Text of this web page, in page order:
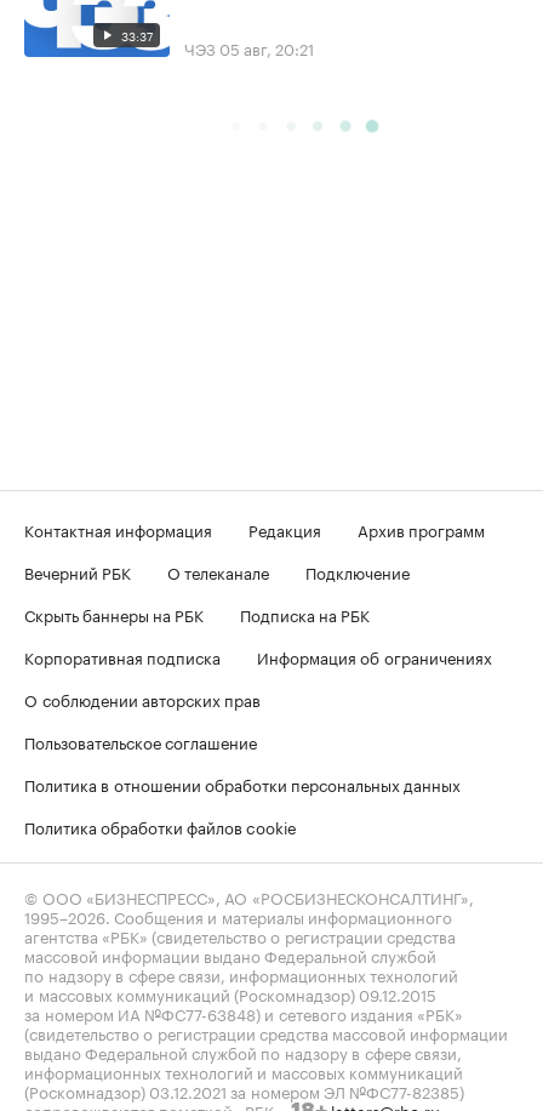
33:37 ЧЭЗ 05 авг, 20:21
Контактная информация Редакция
Архив программ
Вечерний РБК
О телеканале
Подключение
Скрыть баннеры на РБК
Подписка на РБК
Корпоративная подписка
Информация об ограничениях
О соблюдении авторских прав
Пользовательское соглашение
Политика в отношении обработки персональных данных
Политика обработки файлов cookie
© ООО «БИЗНЕСПРЕСС», АО «РОСБИЗНЕСКОНСАЛТИНГ»,
1995–2026 . Сообщения и материалы информационного
агентства «РБК» (свидетельство о регистрации средства
массовой информации выдано Федеральной службой
по надзору в сфере связи, информационных технологий
и массовых коммуникаций (Роскомнадзор) 09.12.2015
за номером ИА №ФС77-63848) и сетевого издания «РБК»
(свидетельство о регистрации средства массовой информации
выдано Федеральной службой по надзору в сфере связи,
информационных технологий и массовых коммуникаций
(Роскомнадзор) 03.12.2021 за номером ЭЛ №ФС77-82385)